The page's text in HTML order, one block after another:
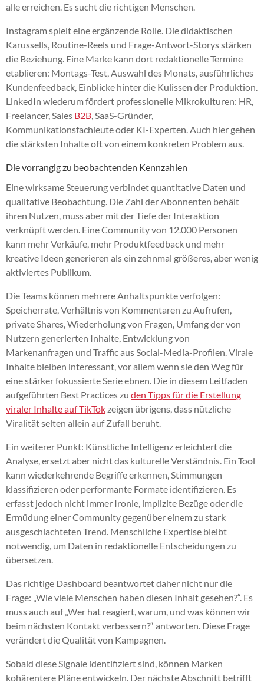
alle erreichen. Es sucht die richtigen Menschen.
Instagram spielt eine ergänzende Rolle. Die didaktischen
Karussells, Routine-Reels und Frage-Antwort-Storys stärken
die Beziehung. Eine Marke kann dort redaktionelle Termine
etablieren: Montags-Test, Auswahl des Monats, ausführliches
Kundenfeedback, Einblicke hinter die Kulissen der Produktion.
LinkedIn wiederum fördert professionelle Mikrokulturen: HR,
Freelancer, Sales B2B , SaaS-Gründer,
Kommunikationsfachleute oder KI-Experten. Auch hier gehen
die stärksten Inhalte oft von einem konkreten Problem aus.
Die vorrangig zu beobachtenden Kennzahlen
Eine wirksame Steuerung verbindet quantitative Daten und
qualitative Beobachtung. Die Zahl der Abonnenten behält
ihren Nutzen, muss aber mit der Tiefe der Interaktion
verknüpft werden. Eine Community von 12.000 Personen
kann mehr Verkäufe, mehr Produktfeedback und mehr
kreative Ideen generieren als ein zehnmal größeres, aber wenig
aktiviertes Publikum.
Die Teams können mehrere Anhaltspunkte verfolgen:
Speicherrate, Verhältnis von Kommentaren zu Aufrufen,
private Shares, Wiederholung von Fragen, Umfang der von
Nutzern generierten Inhalte, Entwicklung von
Markenanfragen und Traffic aus Social-Media-Profilen. Virale
Inhalte bleiben interessant, vor allem wenn sie den Weg für
eine stärker fokussierte Serie ebnen. Die in diesem Leitfaden
aufgeführten Best Practices zu den Tipps für die Erstellung
viraler Inhalte auf TikTokzeigen übrigens, dass nützliche
Viralität selten allein auf Zufall beruht.
Ein weiterer Punkt: Künstliche Intelligenz erleichtert die
Analyse, ersetzt aber nicht das kulturelle Verständnis. Ein Tool
kann wiederkehrende Begriffe erkennen, Stimmungen
klassifizieren oder performante Formate identifizieren. Es
erfasst jedoch nicht immer Ironie, implizite Bezüge oder die
Ermüdung einer Community gegenüber einem zu stark
ausgeschlachteten Trend. Menschliche Expertise bleibt
notwendig, um Daten in redaktionelle Entscheidungen zu
übersetzen.
Das richtige Dashboard beantwortet daher nicht nur die
Frage: „Wie viele Menschen haben diesen Inhalt gesehen?“. Es
muss auch auf „Wer hat reagiert, warum, und was können wir
beim nächsten Kontakt verbessern?“ antworten. Diese Frage
verändert die Qualität von Kampagnen.
Sobald diese Signale identifiziert sind, können Marken
kohärentere Pläne entwickeln. Der nächste Abschnitt betrifft